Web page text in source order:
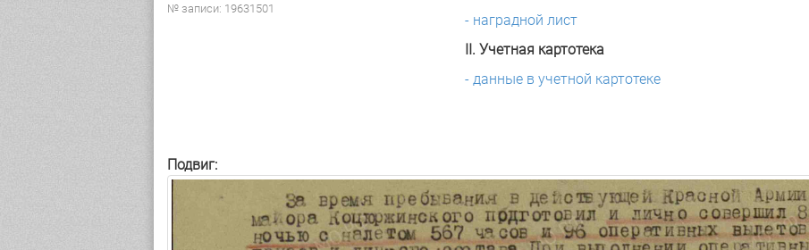
№ записи: 19631501
- наградной лист
II. Учетная картотека
- данные в учетной картотеке
Подвиг: